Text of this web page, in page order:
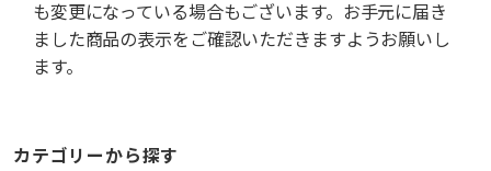
も変更になっている場合もございます。お手元に届き
ました商品の表示をご確認いただきますようお願いし
ます。
カテゴリーから探す